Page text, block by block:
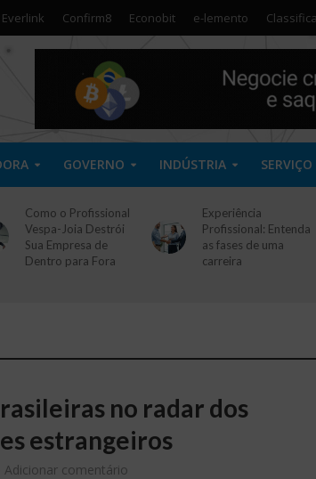
Everlink Confirm8 Econobit e-lemento
GOVERNO INDÚSTRIA SERVIÇO
Como o Profissional
Vespa-Joia Destrói
Sua Empresa de
Dentro para Fora
Experiência
Profissional: Entenda
as fases de uma
carreira
no radar dos
estrangeiros
Adicionar comentário